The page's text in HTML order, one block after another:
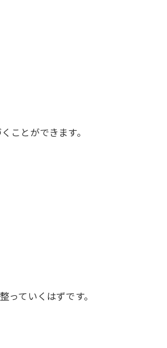
ことができます。
ていくはずです。